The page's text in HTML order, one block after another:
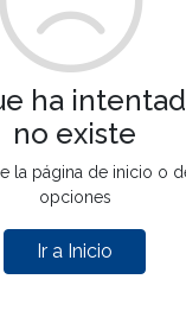
ha
no existe
la página de inicio o
opciones
Ir a Inicio